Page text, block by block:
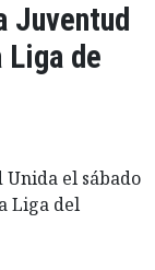
Juventud
Liga de
Unida el sábado
Liga del